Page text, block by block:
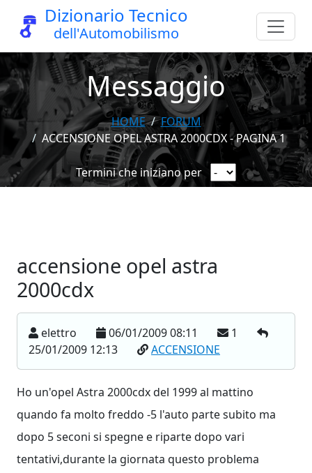
Dizionario Tecnico
dell'Automobilismo
Messaggio
HOME
FORUM
ACCENSIONE OPEL ASTRA 2000CDX - PAGINA 1
Termini che iniziano per
accensione opel astra
2000cdx
elettro 06/01/2009 08:11
1
25/01/2009 12:13
ACCENSIONE
Ho un'opel Astra 2000cdx del 1999 al mattino
quando fa molto freddo -5 l'auto parte subito ma
dopo 5 seconi si spegne e riparte dopo vari
tentativi,durante la giornata questo problema